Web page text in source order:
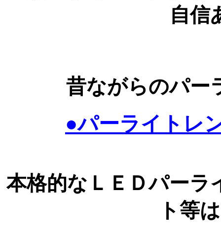
自信
昔ながらのパー
●パーライトレ
本格的なＬＥＤパーラ
ト等